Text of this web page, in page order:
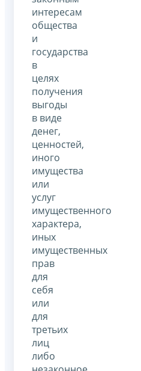
интересам
общества
и
государства
в
целях
получения
выгоды
в виде
денег,
ценностей,
иного
имущества
или
услуг
имущественного
характера,
иных
имущественных
прав
для
себя
или
для
третьих
лиц
либо